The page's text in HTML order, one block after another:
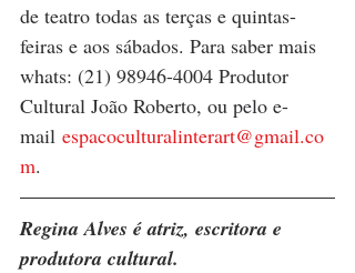
de teatro todas as terças e quintas-
feiras e aos sábados. Para saber mais
whats: (21) 98946-4004 Produtor
Cultural João Roberto, ou pelo e-
mail espacoculturalinterart@gmail.co
m.
Regina Alves é atriz, escritora e
produtora cultural.